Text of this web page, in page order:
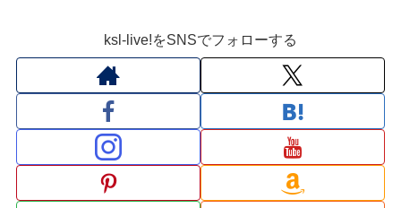
ksl-live!をSNSでフォローする